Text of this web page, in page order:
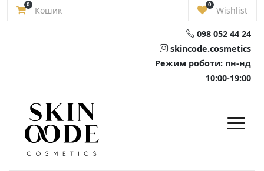
Skip
0
Кошик
0
Wishlist
098 052 44 24
skincode.cosmetics
Режим роботи: пн-нд
10:00-19:00